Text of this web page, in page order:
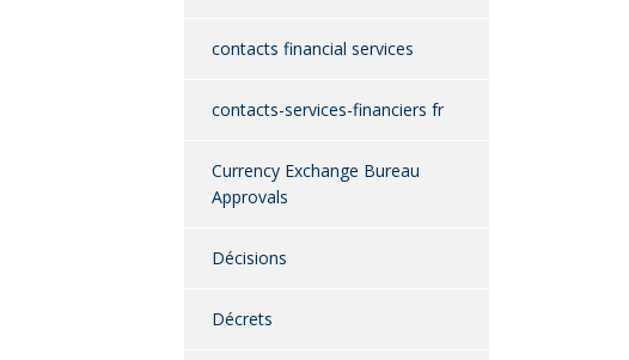
contacts financial services
contacts-services-financiers fr
Currency Exchange Bureau
Approvals
Décisions
Décrets